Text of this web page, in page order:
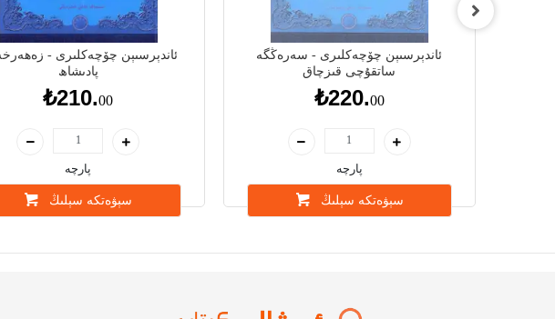
ئاندېرسىېن چۆچەكلىرى -
پادىشاھ
₺210.00
پارچە
سېۋەتكە سېلىڭ
ئاندېرسىېن چۆچەكلىرى - سەرەڭگە
ساتقۇچى قىزچاق
₺220.00
پارچە
سېۋەتكە سېلىڭ